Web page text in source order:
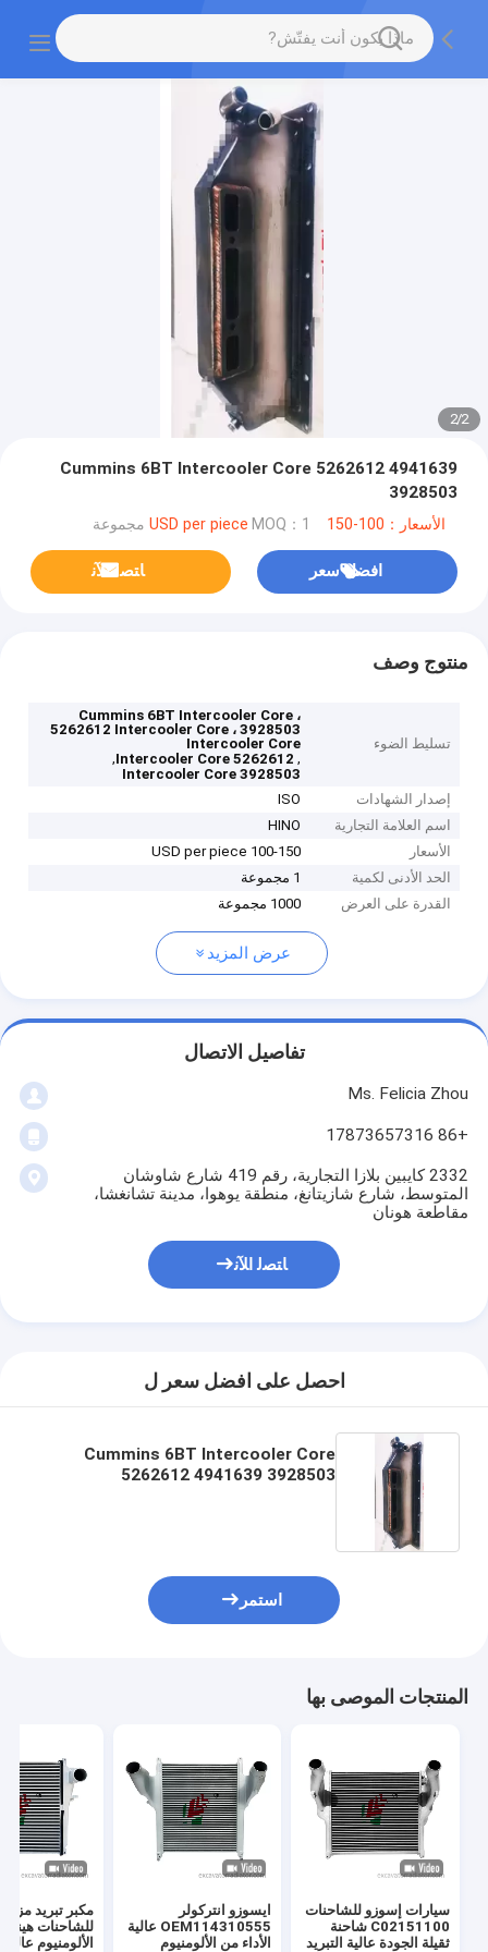
2
/
2
Cummins 6BT Intercooler Core 5262612 4941639
3928503
الأسعار：100-150 USD per piece MOQ：1 مجموعة
افضل سعر ﺎﺘﺼﻟ ﺍﻶﻧ
منتوج وصف
تسليط الضوء
Cummins 6BT Intercooler Core ،
5262612 Intercooler Core ، 3928503
Intercooler Core
,
5262612 Intercooler Core
,
3928503 Intercooler Core
إصدار الشهادات
ISO
اسم العلامة التجارية
HINO
الأسعار
100-150 USD per piece
الحد الأدنى لكمية
1 مجموعة
القدرة على العرض
1000 مجموعة
عرض المزيد
تفاصيل الاتصال
Ms. Felicia Zhou
+86 17873657316
2332 كايبين بلازا التجارية، رقم 419 شارع شاوشان
المتوسط، شارع شازيتانغ، منطقة يوهوا، مدينة تشانغشا،
مقاطعة هونان
ﺎﺘﺼﻟ ﺍﻶﻧ
احصل على افضل سعر ل
Cummins 6BT Intercooler Core
5262612 4941639 3928503
استمر
المنتجات الموصى بها
سيارات إسوزو للشاحنات
C02151100 شاحنة
ثقيلة الجودة عالية التبريد
ايسوزو انتركولر
OEM114310555 عالية
الأداء من الألومنيوم
مكبر تبريد
للشاحنات هينو
الألومنيوم